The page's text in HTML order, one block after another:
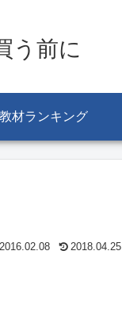
う前に
材ランキング
2016.02.08 2018.04.25